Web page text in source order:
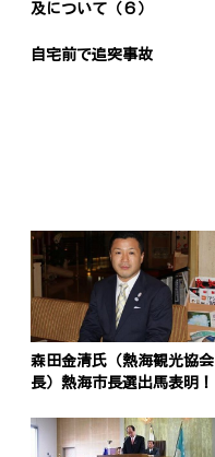
及について（６）
自宅前で追突事故
森田金清氏（熱海観光協会
長）熱海市長選出馬表明！